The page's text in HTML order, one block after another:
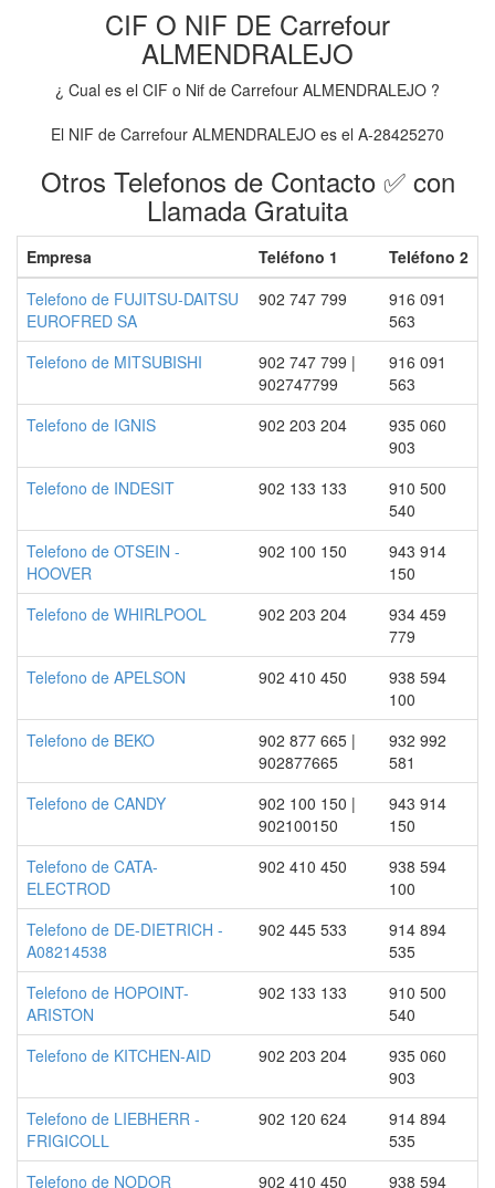
CIF O NIF DE Carrefour
ALMENDRALEJO
¿ Cual es el CIF o Nif de Carrefour ALMENDRALEJO ?
El NIF de Carrefour ALMENDRALEJO es el A-28425270
Otros Telefonos de Contacto ✅ con
Llamada Gratuita
Empresa Teléfono 1
Teléfono 2
Telefono de FUJITSU-DAITSU
EUROFRED SA
902 747 799
916 091
563
Telefono de MITSUBISHI
902 747 799 |
902747799
916 091
563
Telefono de IGNIS
902 203 204
935 060
903
Telefono de INDESIT
902 133 133
910 500
540
Telefono de OTSEIN -
HOOVER
902 100 150
943 914
150
Telefono de WHIRLPOOL
902 203 204
934 459
779
Telefono de APELSON
902 410 450
938 594
100
Telefono de BEKO
902 877 665 |
902877665
932 992
581
Telefono de CANDY
902 100 150 |
902100150
943 914
150
Telefono de CATA-
ELECTROD
902 410 450
938 594
100
Telefono de DE-DIETRICH -
A08214538
902 445 533
914 894
535
Telefono de HOPOINT-
ARISTON
902 133 133
910 500
540
Telefono de KITCHEN-AID
902 203 204
935 060
903
Telefono de LIEBHERR -
FRIGICOLL
902 120 624
914 894
535
Telefono de NODOR
902 410 450 938 594